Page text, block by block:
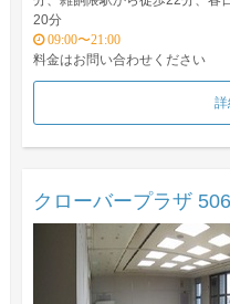
20分
09:00〜21:00
料金はお問い合わせください
詳
クローバープラザ